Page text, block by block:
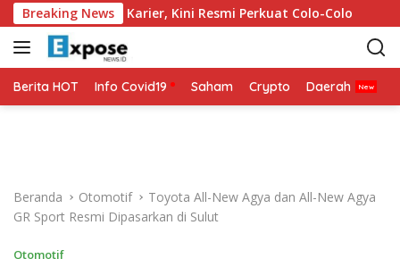
a
g
u
Breaking News
Balik Karier, Kini Resmi Perkuat Colo-Colo
Berita HOT Info Covid19 Saham Crypto Daerah
Beranda Otomotif
Toyota All-New Agya dan All-New Agya
GR Sport Resmi Dipasarkan di Sulut
Otomotif